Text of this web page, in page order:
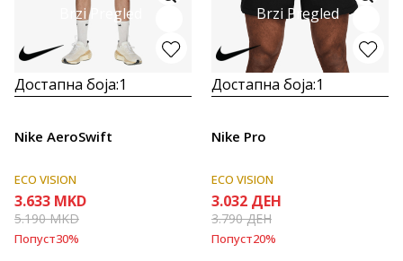
Brzi Pregled
Достапна боја:1
Nike AeroSwift
ECO VISION
3.633 MKD
5.190MKD
Попуст30%
Brzi Pregled
Достапна боја:1
Nike Pro
ECO VISION
3.032 ДЕН
3.790ДЕН
Попуст20%